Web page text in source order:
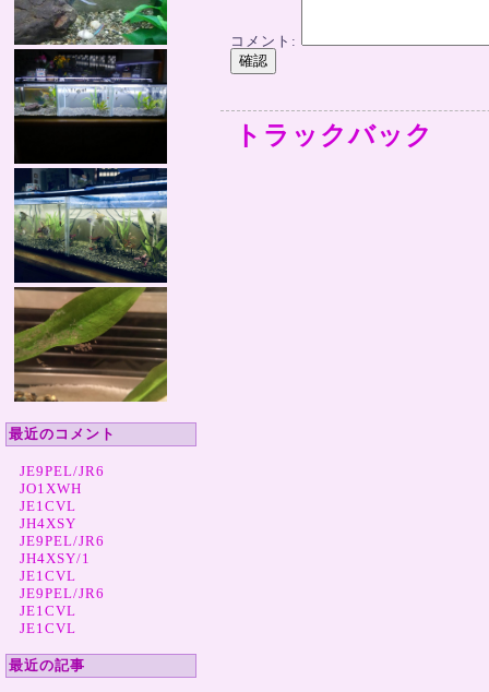
最近のコメント
JE9PEL/JR6
JO1XWH
JE1CVL
JH4XSY
JE9PEL/JR6
JH4XSY/1
JE1CVL
JE9PEL/JR6
JE1CVL
JE1CVL
最近の記事
コメント:
トラックバック